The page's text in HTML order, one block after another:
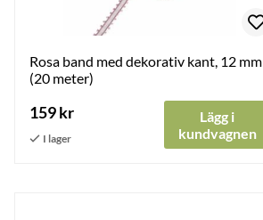
Rosa band med dekorativ kant, 12 mm
(20 meter)
159 kr
Lägg i
kundvagnen